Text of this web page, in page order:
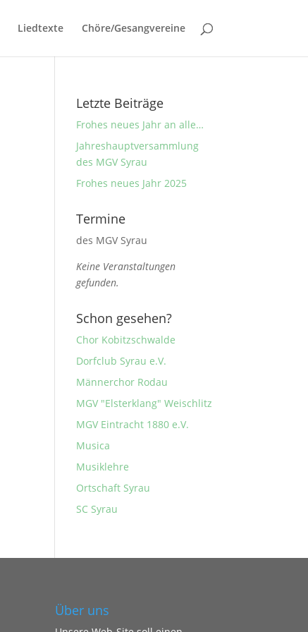
Liedtexte Chöre/Gesangvereine
Letzte Beiträge
Frohes neues Jahr an alle…
Jahreshauptversammlung
des MGV Syrau
Frohes neues Jahr 2025
Termine
des MGV Syrau
Keine Veranstaltungen
gefunden.
Schon gesehen?
Chor Kobitzschwalde
Dorfclub Syrau e.V.
Männerchor Rodau
MGV "Elsterklang" Weischlitz
MGV Eintracht 1880 e.V.
Musica
Musiklehre
Ortschaft Syrau
SC Syrau
Über uns